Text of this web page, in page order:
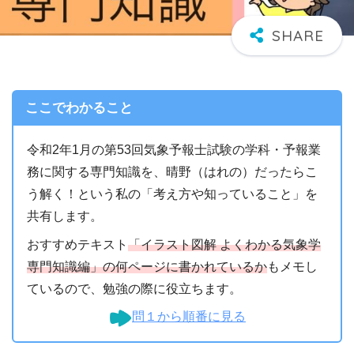
ここでわかること
令和2年1月の第53回気象予報士試験の学科・予報業
務に関する専門知識を、晴野（はれの）だったらこ
う解く！という私の「考え方や知っていること」を
共有します。
おすすめテキスト「イラスト図解 よくわかる気象学
専門知識編」の何ページに書かれているかもメモし
ているので、勉強の際に役立ちます。
問１から順番に見る